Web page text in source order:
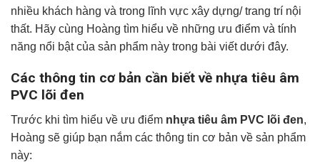
nhiều khách hàng và trong lĩnh vực xây dựng/ trang trí nội
thất. Hãy cùng Hoàng tìm hiểu về những ưu điểm và tính
năng nổi bật của sản phẩm này trong bài viết dưới đây.
Các thông tin cơ bản cần biết về nhựa tiêu âm
PVC lõi đen
Trước khi tìm hiểu về ưu điểm nhựa tiêu âm PVC lõi đen,
Hoàng sẽ giúp bạn nắm các thông tin cơ bản về sản phẩm
này: